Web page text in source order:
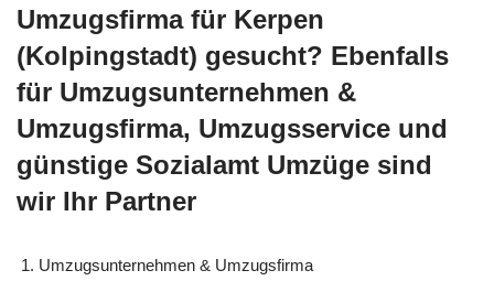
Umzugsfirma für Kerpen
(Kolpingstadt) gesucht? Ebenfalls
für Umzugsunternehmen &
Umzugsfirma, Umzugsservice und
günstige Sozialamt Umzüge sind
wir Ihr Partner
Umzugsunternehmen & Umzugsfirma